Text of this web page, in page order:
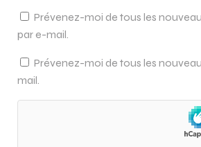
Prévenez-moi de tous les
par e-mail.
Prévenez-moi de tous les
mail.